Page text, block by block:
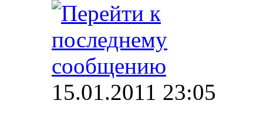
15.01.2011 23:05